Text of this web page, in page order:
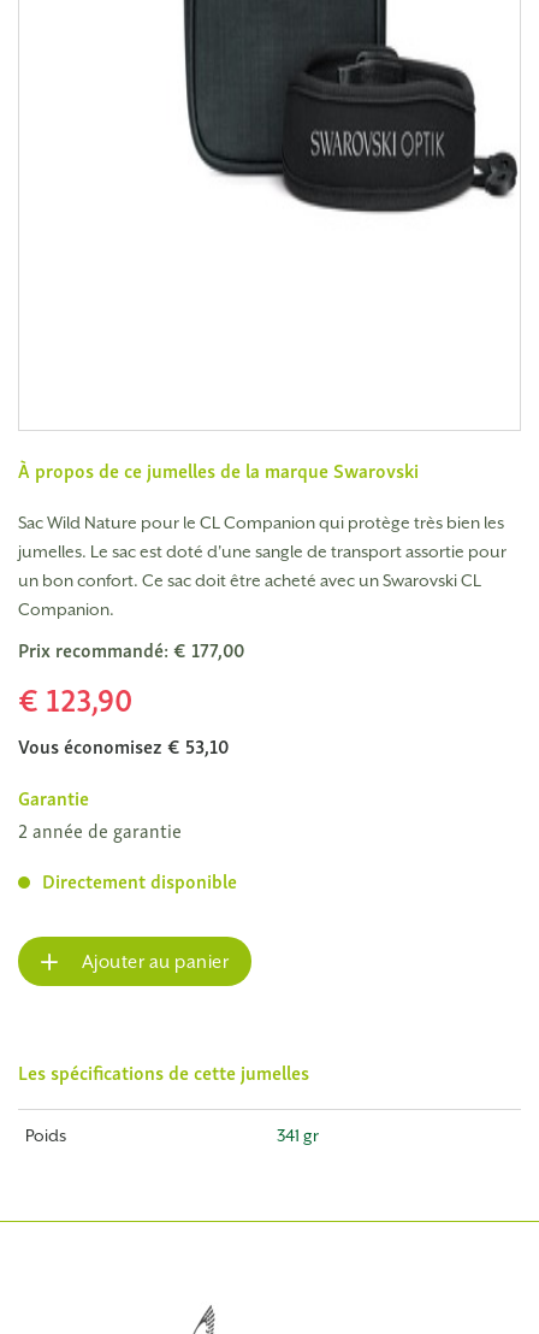
À propos de ce jumelles de la marqueSwarovski
Sac Wild Nature pour le CL Companion qui protège très bien les
jumelles. Le sac est doté d'une sangle de transport assortie pour
un bon confort. Ce sac doit être acheté avec un Swarovski CL
Companion.
Prix recommandé: € 177,00
€ 123,90
Vous économisez € 53,10
Garantie
2 année de garantie
Directement disponible
Ajouter au panier
Les spécifications de cette jumelles
Poids 341 gr